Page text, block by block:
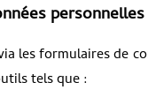
personnelles
les formulaires de
tels que :